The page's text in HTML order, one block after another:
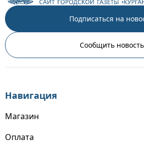
Подписаться на
Сообщить новость
Навигация
Магазин
Оплата